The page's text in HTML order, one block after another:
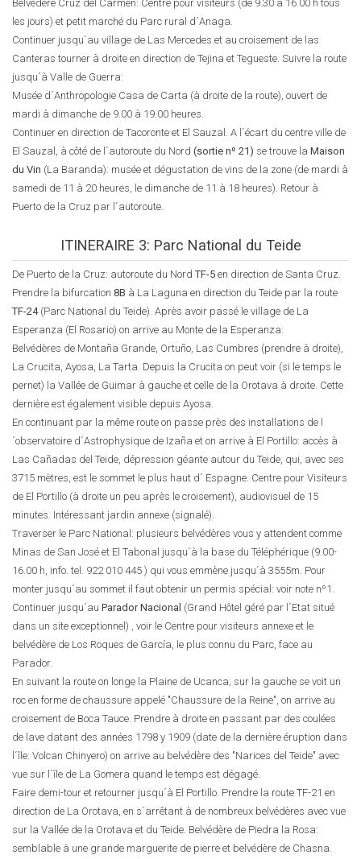
Belvédère Cruz del Carmen: Centre pour visiteurs (de 9.30 à 16.00 h tous
les jours) et petit marché du Parc rural d´Anaga.
Continuer jusqu´au village de Las Mercedes et au croisement de las
Canteras tourner à droite en direction de Tejina et Tegueste. Suivre la route
jusqu´à Valle de Guerra:
Musée d´Anthropologie Casa de Carta (à droite de la route), ouvert de
mardi à dimanche de 9.00 à 19.00 heures.
Continuer en direction de Tacoronte et El Sauzal. A l´écart du centre ville de
El Sauzal, à côté de l´autoroute du Nord (sortie nº 21) se trouve la Maison
du Vin (La Baranda): musée et dégustation de vins de la zone (de mardi à
samedi de 11 à 20 heures, le dimanche de 11 à 18 heures). Retour à
Puerto de la Cruz par l´autoroute.
ITINERAIRE 3: Parc National du Teide
De Puerto de la Cruz: autoroute du NordTF-5 en direction de Santa Cruz.
Prendre la bifurcation 8B à La Laguna en direction du Teide par la route
TF-24(Parc National du Teide). Après avoir passé le village de La
Esperanza (El Rosario) on arrive au Monte de la Esperanza:
Belvédères de Montaña Grande, Ortuño, Las Cumbres (prendre à droite),
La Crucita, Ayosa, La Tarta. Depuis la Crucita on peut voir (si le temps le
pernet) la Vallée de Güimar à gauche et celle de la Orotava à droite. Cette
dernière est également visible depuis Ayosa.
En continuant par la même route on passe près des installations de l
´observatoire d´Astrophysique de Izaña et on arrive à El Portillo: accès à
Las Cañadas del Teide, dépression géante autour du Teide, qui, avec ses
3715 mètres, est le sommet le plus haut d´ Espagne. Centre pour Visiteurs
de El Portillo (à droite un peu après le croisement), audiovisuel de 15
minutes. Intéressant jardin annexe (signalé).
Traverser le Parc National: plusieurs belvédères vous y attendent comme
Minas de San José et El Tabonal jusqu´à la base du Téléphérique (9.00-
16.00 h, info. tel. 922 010 445 ) qui vous emmène jusqu´à 3555m. Pour
monter jusqu´au sommet il faut obtenir un permis spécial: voir note nº1.
Continuer jusqu´au Parador Nacional (Grand Hôtel géré par l´Etat situé
dans un site exceptionnel) , voir le Centre pour visiteurs annexe et le
belvédère de Los Roques de García, le plus connu du Parc, face au
Parador.
En suivant la route on longe la Plaine de Ucanca; sur la gauche se voit un
roc en forme de chaussure appelé "Chaussure de la Reine", on arrive au
croisement de Boca Tauce. Prendre à droite en passant par des coulées
de lave datant des années 1798 y 1909 (date de la dernière éruption dans
l´île: Volcan Chinyero) on arrive au belvédère des "Narices del Teide" avec
vue sur l´île de La Gomera quand le temps est dégagé.
Faire demi-tour et retourner jusqu´à El Portillo. Prendre la route TF-21 en
direction de La Orotava, en s´arrêtant à de nombreux belvédères avec vue
sur la Vallée de la Orotava et du Teide. Belvédère de Piedra la Rosa:
semblable à une grande marguerite de pierre et belvédère de Chasna.